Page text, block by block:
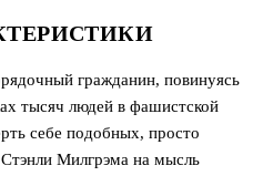
гражданин, повинуясь
тысяч людей в фашистской
себе подобных, просто
Стэнли Милгрэма на мысль